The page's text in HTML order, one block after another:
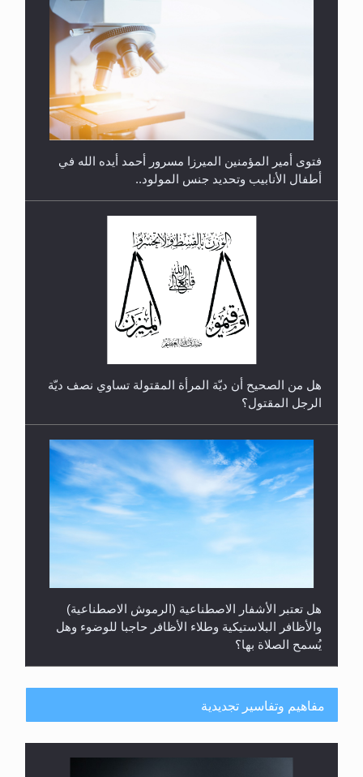
رأيٌ في لغة المسيح الموعود عليه السلام.. 4...
فتوى أمير المؤمنين الميرزا مسرور أحمد أيده الله في
أطفال الأنابيب وتحديد جنس المولود..
هل من الصحيح أن ديّة المرأة المقتولة تساوي نصف ديّة
الرجل المقتول؟
هل تعتبر الأشفار الاصطناعية (الرموش الاصطناعية)
والأظافر البلاستيكية وطلاء الأظافر حاجبا للوضوء وهل
يُسمح الصلاة بها؟
مفاهيم وتفاسير تجديدية